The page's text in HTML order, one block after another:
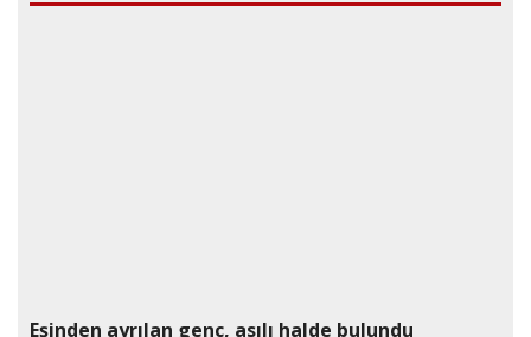
Eşinden ayrılan genç, asılı halde bulundu